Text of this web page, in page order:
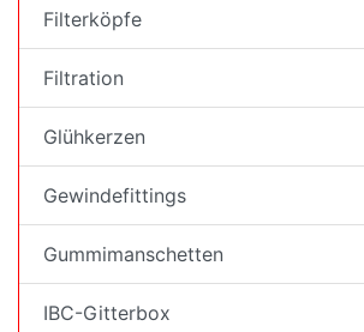
Filterköpfe
Filtration
Glühkerzen
Gewindefittings
Gummimanschetten
IBC-Gitterbox